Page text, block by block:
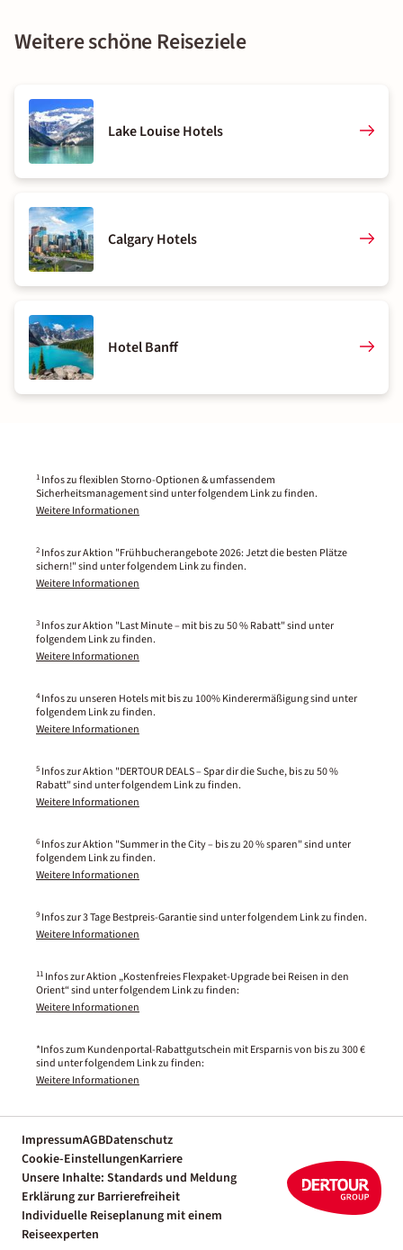
Weitere schöne Reiseziele
Lake Louise Hotels
Calgary Hotels
Hotel Banff
1 Infos zu flexiblen Storno-Optionen & umfassendem
Sicherheitsmanagement sind unter folgendem Link zu finden.
Weitere Informationen
2 Infos zur Aktion "Frühbucherangebote 2026: Jetzt die besten Plätze
sichern!" sind unter folgendem Link zu finden.
Weitere Informationen
3 Infos zur Aktion "Last Minute – mit bis zu 50 % Rabatt" sind unter
folgendem Link zu finden.
Weitere Informationen
4 Infos zu unseren Hotels mit bis zu 100% Kinderermäßigung sind unter
folgendem Link zu finden.
Weitere Informationen
5 Infos zur Aktion "DERTOUR DEALS – Spar dir die Suche, bis zu 50 %
Rabatt" sind unter folgendem Link zu finden.
Weitere Informationen
6 Infos zur Aktion "Summer in the City – bis zu 20 % sparen" sind unter
folgendem Link zu finden.
Weitere Informationen
9 Infos zur 3 Tage Bestpreis-Garantie sind unter folgendem Link zu finden.
Weitere Informationen
11 Infos zur Aktion „Kostenfreies Flexpaket-Upgrade bei Reisen in den
Orient“ sind unter folgendem Link zu finden:
Weitere Informationen
*Infos zum Kundenportal-Rabattgutschein mit Ersparnis von bis zu 300 €
sind unter folgendem Link zu finden:
Weitere Informationen
ImpressumAGBDatenschutz
Cookie-EinstellungenKarriere
Unsere Inhalte: Standards und Meldung
Erklärung zur Barrierefreiheit
Individuelle Reiseplanung mit einem
Reiseexperten